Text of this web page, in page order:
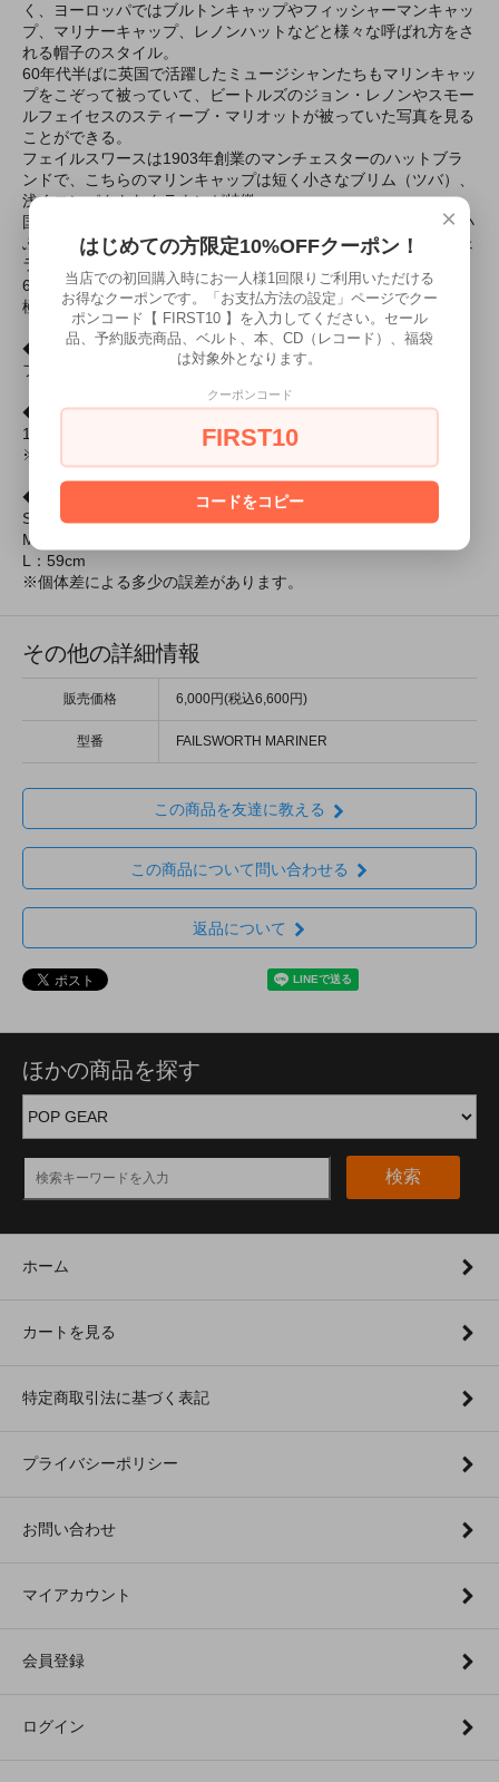
く、ヨーロッパではブルトンキャップやフィッシャーマンキャッ
プ、マリナーキャップ、レノンハットなどと様々な呼ばれ方をさ
れる帽子のスタイル。
60年代半ばに英国で活躍したミュージシャンたちもマリンキャッ
プをこぞって被っていて、ビートルズのジョン・レノンやスモー
ルフェイセスのスティーブ・マリオットが被っていた写真を見る
ことができる。
フェイルスワースは1903年創業のマンチェスターのハットブラ
ンドで、こちらのマリンキャップは短く小さなブリム（ツバ）、
浅くコンパクトなクラウンが特徴。
国内ブランドの同タイプのマリンキャップと比べても圧倒的に小
ぶりでスマートなため、スティーブ・マリオットやポール・ウェ
ラーのように浅く被ってもキマる。
60年代当時のミュージシャンに憧れる方やMODファッションを
極めたい方には、是非、本場のマリンキャップを。
◆色
フォーン（子鹿色）
◆素材
100%コットン
※ロットにより混紡率が変わる場合があります。
◆サイズ
S：55cm
M：57cm
L：59cm
※個体差による多少の誤差があります。
その他の詳細情報
販売価格 6,000円(税込6,600円)
型番 FAILSWORTH MARINER
この商品を友達に教える
この商品について問い合わせる
返品について
ほかの商品を探す
検索
ホーム
カートを見る
特定商取引法に基づく表記
プライバシーポリシー
お問い合わせ
マイアカウント
会員登録
ログイン
×
はじめての方限定10%OFFクーポン！
当店での初回購入時にお一人様1回限りご利用いただける
お得なクーポンです。「お支払方法の設定」ページでクー
ポンコード【 FIRST10 】を入力してください。セール
品、予約販売商品、ベルト、本、CD（レコード）、福袋
は対象外となります。
クーポンコード
FIRST10
コードをコピー